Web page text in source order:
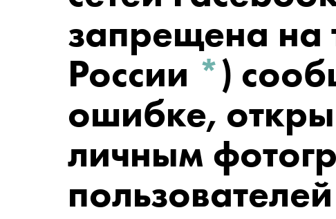
запрещена на
России *)
ошибке,
личным
пользователей